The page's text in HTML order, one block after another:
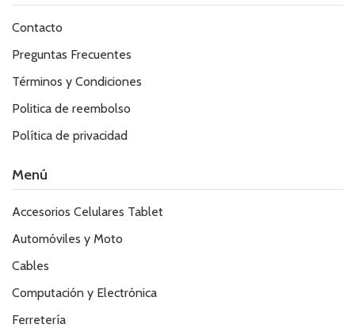
Contacto
Preguntas Frecuentes
Términos y Condiciones
Politica de reembolso
Política de privacidad
Menú
Accesorios Celulares Tablet
Automóviles y Moto
Cables
Computación y Electrónica
Ferretería